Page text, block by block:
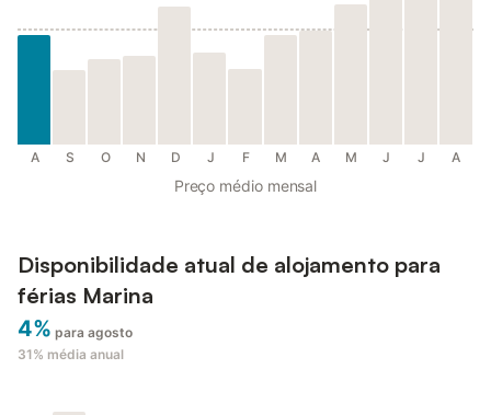
A S O N D J F M A M J J A
Preço médio mensal
Disponibilidade atual de alojamento para
férias Marina
4% para agosto
31% média anual